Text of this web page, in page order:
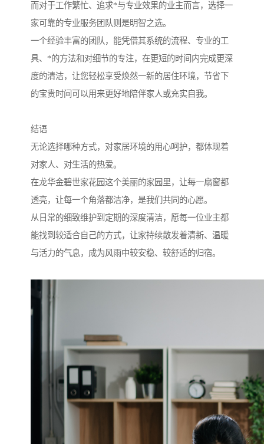
而对于工作繁忙、追求*与专业效果的业主而言，选择一
家可靠的专业服务团队则是明智之选。
一个经验丰富的团队，能凭借其系统的流程、专业的工
具、*的方法和对细节的专注，在更短的时间内完成更深
度的清洁，让您轻松享受焕然一新的居住环境，节省下
的宝贵时间可以用来更好地陪伴家人或充实自我。
结语
无论选择哪种方式，对家居环境的用心呵护，都体现着
对家人、对生活的热爱。
在龙华金碧世家花园这个美丽的家园里，让每一扇窗都
透亮，让每一个角落都洁净，是我们共同的心愿。
从日常的细致维护到定期的深度清洁，愿每一位业主都
能找到较适合自己的方式，让家持续散发着清新、温暖
与活力的气息，成为风雨中较安稳、较舒适的归宿。